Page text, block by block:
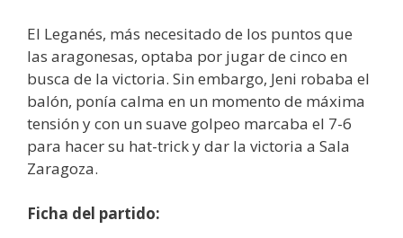
El Leganés, más necesitado de los puntos que
las aragonesas, optaba por jugar de cinco en
busca de la victoria. Sin embargo, Jeni robaba el
balón, ponía calma en un momento de máxima
tensión y con un suave golpeo marcaba el 7-6
para hacer su hat-trick y dar la victoria a Sala
Zaragoza.
Ficha del partido: